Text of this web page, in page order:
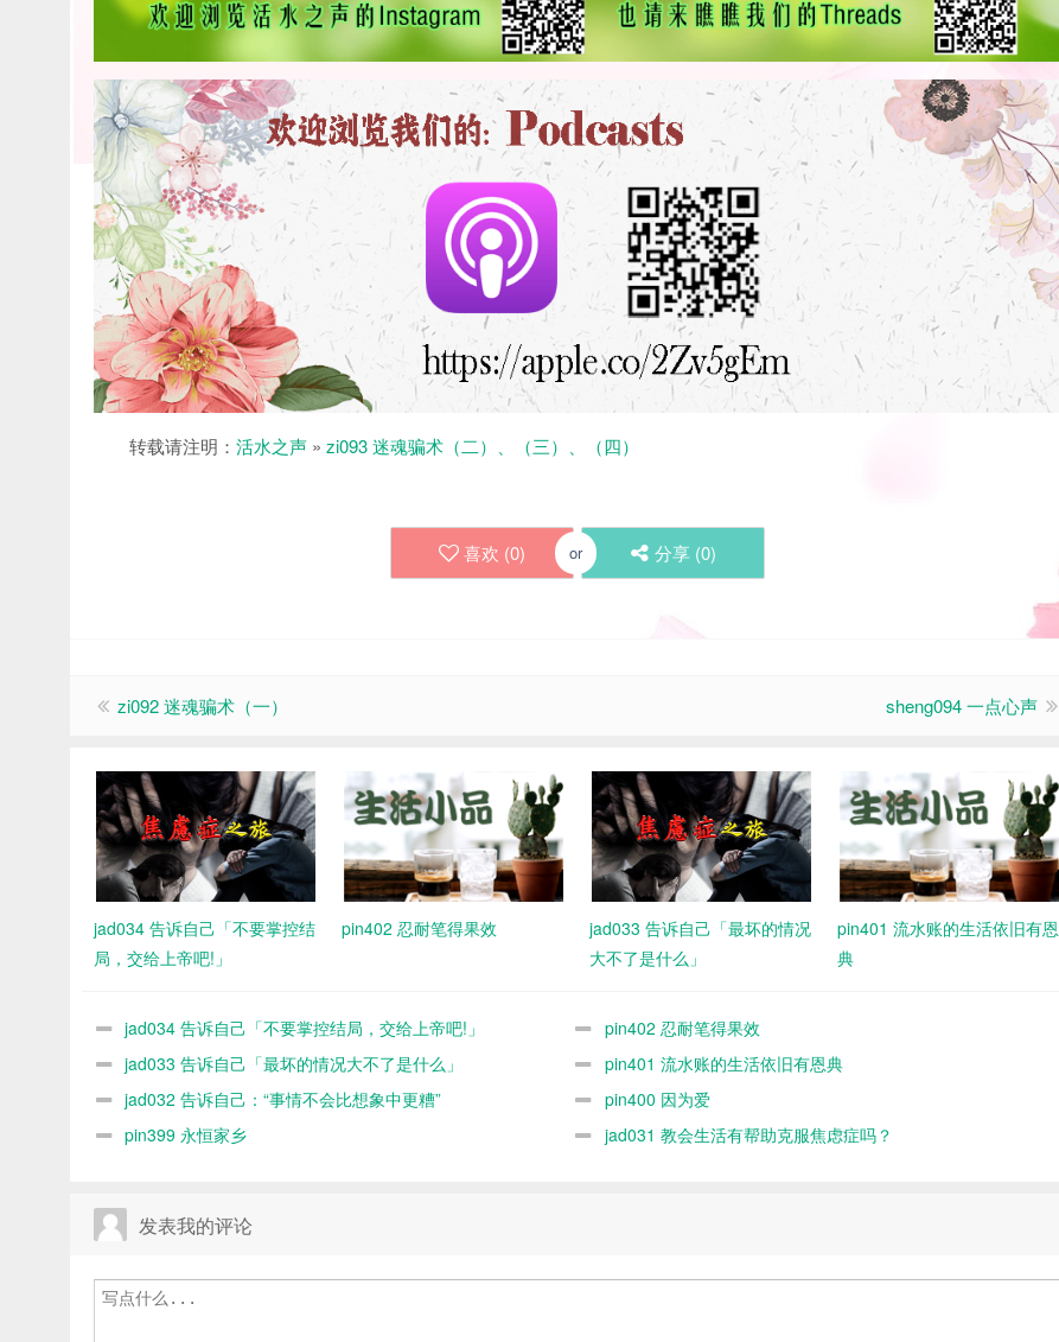
转载请注明： 活水之声 » zi093 迷魂骗术（二）、（三）、（四）
喜欢 (0) or 分享 (0)
zi092 迷魂骗术（一） sheng094 一点心声
jad034 告诉自己「不要掌控结
局，交给上帝吧!」
pin402 忍耐笔得果效
jad033 告诉自己「最坏的情况
大不了是什么」
pin401 流水账的生活依旧有恩
典
jad034 告诉自己「不要掌控结局，交给上帝吧!」
pin402 忍耐笔得果效
jad033 告诉自己「最坏的情况大不了是什么」
pin401 流水账的生活依旧有恩典
jad032 告诉自己：“事情不会比想象中更糟”
pin400 因为爱
pin399 永恒家乡
jad031 教会生活有帮助克服焦虑症吗？
发表我的评论